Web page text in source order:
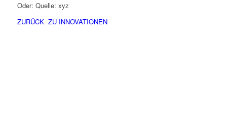
Oder: Quelle: xyz
ZURÜCK ZU INNOVATIONEN